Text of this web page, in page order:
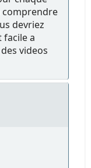
comprendre
devriez
facile a
videos